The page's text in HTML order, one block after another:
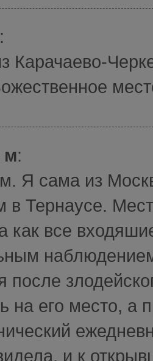
:
Карачаево-
м:
Я сама из
в Тернаусе.
как все
после
на его место, а
и к